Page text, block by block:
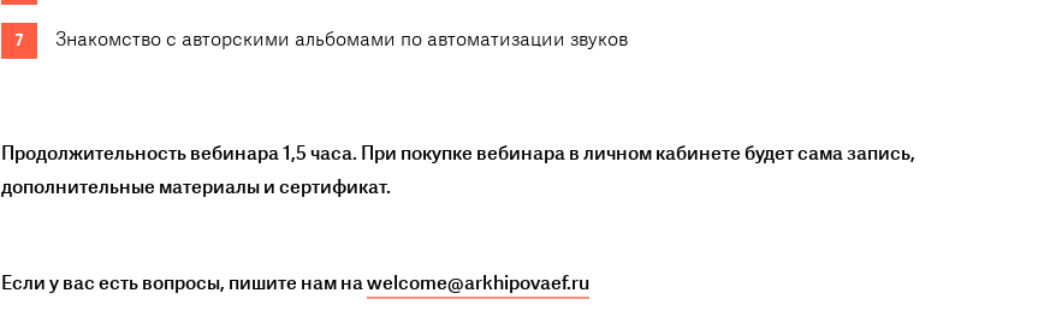
Знакомство с авторскими альбомами по автоматизации звуков
Продолжительность вебинара 1,5 часа. При покупке вебинара в личном кабинете будет сама запись,
дополнительные материалы и сертификат.
Если у вас есть вопросы, пишите нам наwelcome@arkhipovaef.ru